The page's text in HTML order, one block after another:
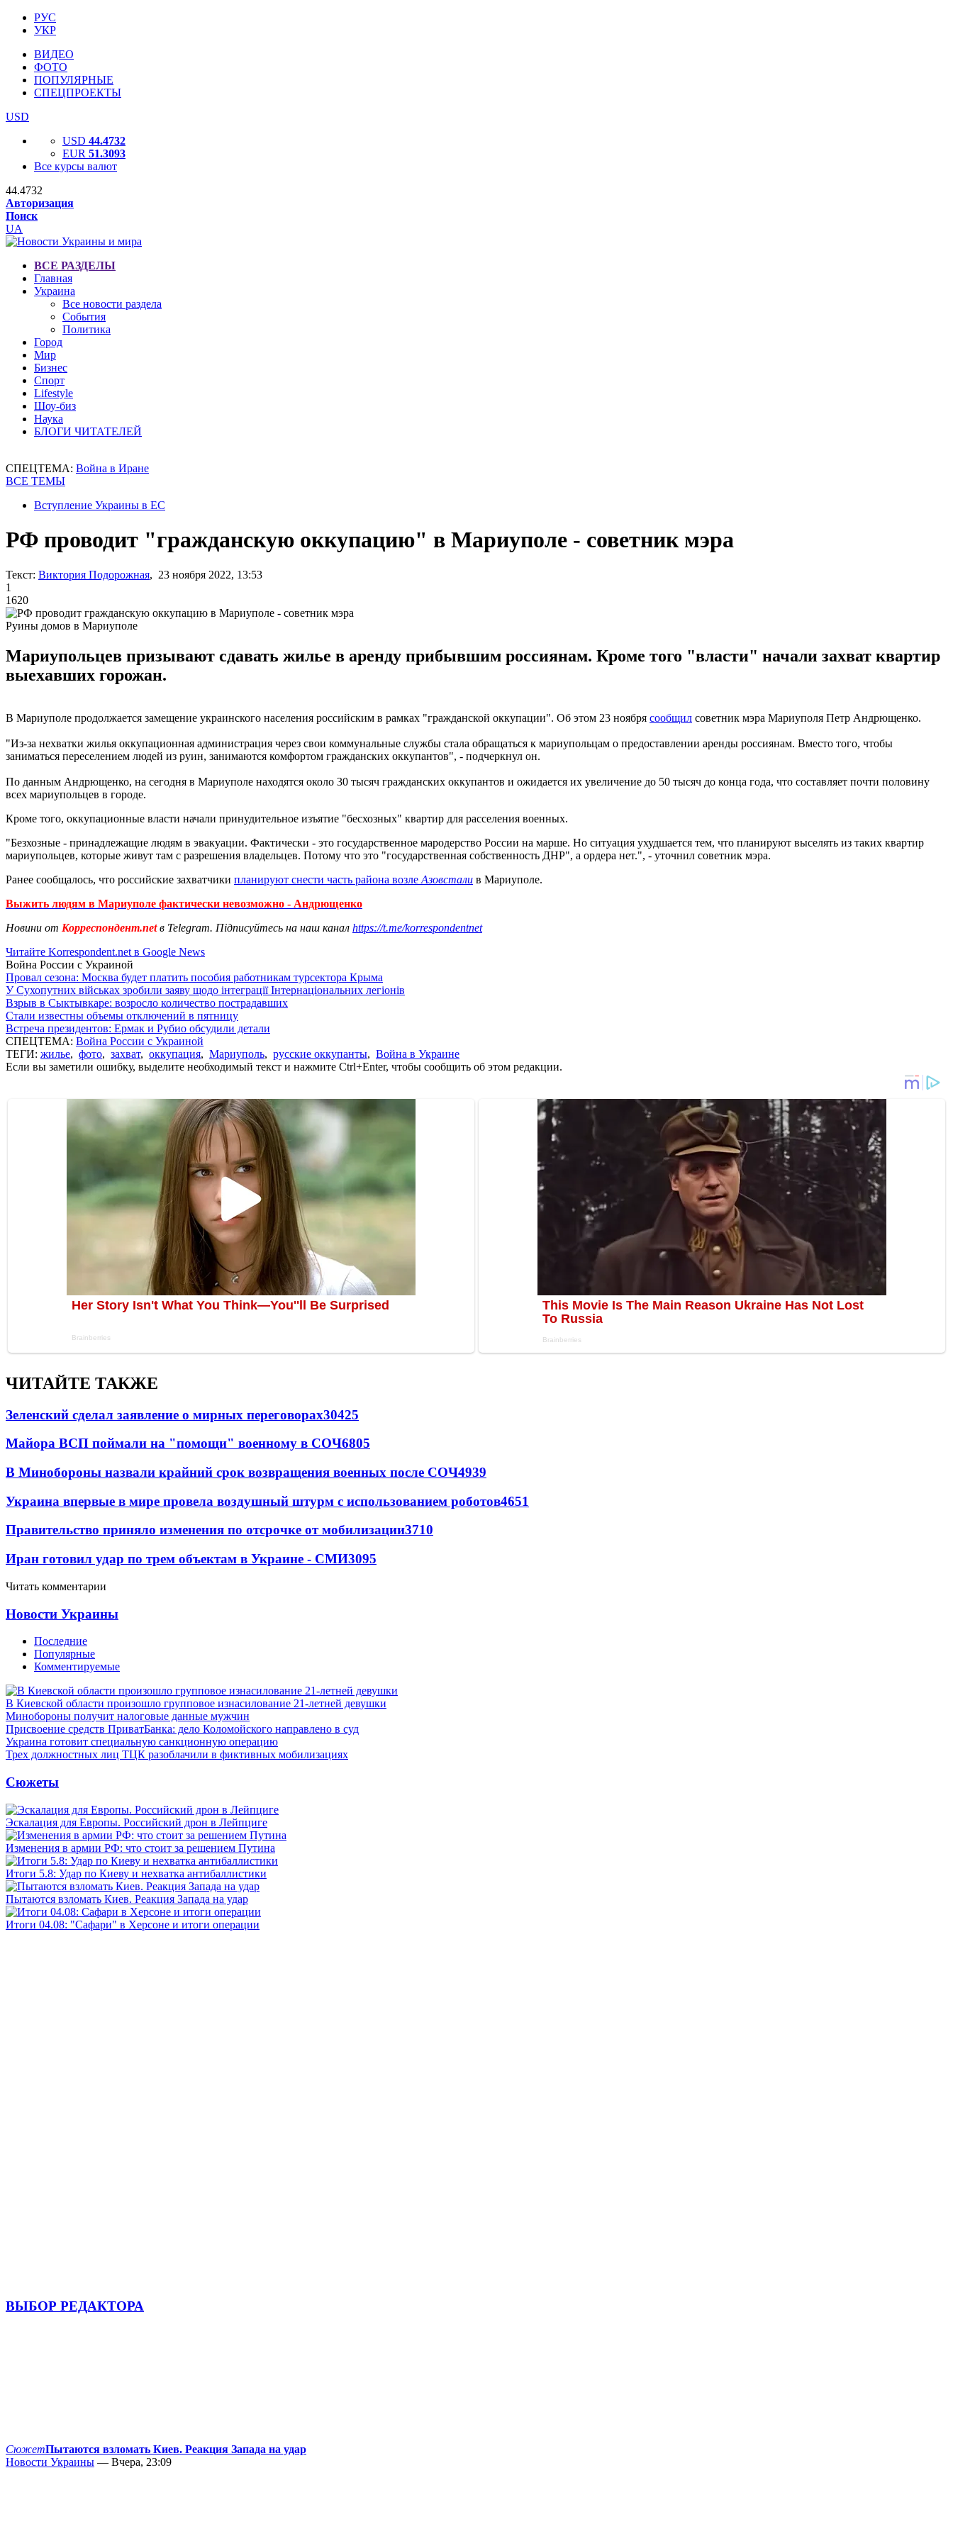
РУС
УКР
ВИДЕО
ФОТО
ПОПУЛЯРНЫЕ
СПЕЦПРОЕКТЫ
USD
USD 44.4732
EUR 51.3093
Все курсы валют
44.4732
Авторизация
Поиск
UA
ВСЕ РАЗДЕЛЫ
Главная
Украина
Все новости раздела
События
Политика
Город
Мир
Бизнес
Спорт
Lifestyle
Шоу-биз
Наука
БЛОГИ ЧИТАТЕЛЕЙ
СПЕЦТЕМА: Война в Иране
ВСЕ ТЕМЫ
Вступление Украины в ЕС
РФ проводит "гражданскую оккупацию" в Мариуполе - советник мэра
Текст: Виктория Подорожная, 23 ноября 2022, 13:53
1
1620
Руины домов в Мариуполе
Мариупольцев призывают сдавать жилье в аренду прибывшим россиянам. Кроме того "власти" начали захват квартир
выехавших горожан.
В Мариуполе продолжается замещение украинского населения российским в рамках "гражданской оккупации". Об этом 23 ноября сообщил советник мэра Мариуполя Петр Андрющенко.
"Из-за нехватки жилья оккупационная администрация через свои коммунальные службы стала обращаться к мариупольцам о предоставлении аренды россиянам. Вместо того, чтобы
заниматься переселением людей из руин, занимаются комфортом гражданских оккупантов", - подчеркнул он.
По данным Андрющенко, на сегодня в Мариуполе находятся около 30 тысяч гражданских оккупантов и ожидается их увеличение до 50 тысяч до конца года, что составляет почти половину
всех мариупольцев в городе.
Кроме того, оккупационные власти начали принудительное изъятие "бесхозных" квартир для расселения военных.
"Безхозные - принадлежащие людям в эвакуации. Фактически - это государственное мародерство России на марше. Но ситуация ухудшается тем, что планируют выселять из таких квартир
мариупольцев, которые живут там с разрешения владельцев. Потому что это "государственная собственность ДНР", а ордера нет.", - уточнил советник мэра.
Ранее сообщалось, что российские захватчики планируют снести часть района возле Азовстали в Мариуполе.
Выжить людям в Мариуполе фактически невозможно - Андрющенко
Новини от Корреспондент.netв Telegram. Підписуйтесь на наш канал https://t.me/korrespondentnet
Читайте Korrespondent.net в Google News
Война России с Украиной
Провал сезона: Москва будет платить пособия работникам турсектора Крыма
У Сухопутних військах зробили заяву щодо інтеграції Інтернаціональних легіонів
Взрыв в Сыктывкаре: возросло количество пострадавших
Стали известны объемы отключений в пятницу
Встреча президентов: Ермак и Рубио обсудили детали
СПЕЦТЕМА: Война России с Украиной
ТЕГИ: жилье, фото, захват, оккупация, Мариуполь, русские оккупанты, Война в Украине
Если вы заметили ошибку, выделите необходимый текст и нажмите Ctrl+Enter, чтобы сообщить об этом редакции.
ЧИТАЙТЕ ТАКЖЕ
Зеленский сделал заявление о мирных переговорах30425
Майора ВСП поймали на "помощи" военному в СОЧ6805
В Минобороны назвали крайний срок возвращения военных после СОЧ4939
Украина впервые в мире провела воздушный штурм с использованием роботов4651
Правительство приняло изменения по отсрочке от мобилизации3710
Иран готовил удар по трем объектам в Украине - СМИ3095
Читать комментарии
Новости Украины
Последние
Популярные
Комментируемые
В Киевской области произошло групповое изнасилование 21-летней девушки
Минобороны получит налоговые данные мужчин
Присвоение средств ПриватБанка: дело Коломойского направлено в суд
Украина готовит специальную санкционную операцию
Трех должностных лиц ТЦК разоблачили в фиктивных мобилизациях
Сюжеты
Эскалация для Европы. Российский дрон в Лейпциге
Изменения в армии РФ: что стоит за решением Путина
Итоги 5.8: Удар по Киеву и нехватка антибаллистики
Пытаются взломать Киев. Реакция Запада на удар
Итоги 04.08: "Сафари" в Херсоне и итоги операции
ВЫБОР РЕДАКТОРА
СюжетПытаются взломать Киев. Реакция Запада на удар
Новости Украины — Вчера, 23:09